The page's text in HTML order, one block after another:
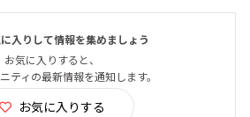
入りして情報を集めましょう
お気に入りすると、
ティの最新情報を通知します。
お気に入りする